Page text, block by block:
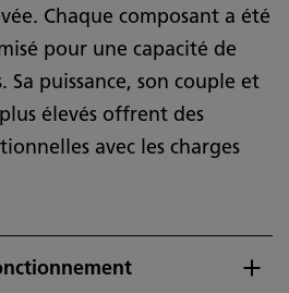
Chaque composant a été
pour une capacité de
Sa puissance, son couple et
élevés offrent des
avec les charges